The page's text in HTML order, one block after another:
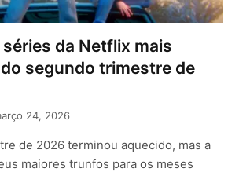
da Netflix mais
segundo trimestre de
24, 2026
de 2026 terminou aquecido, mas a
maiores trunfos para os meses